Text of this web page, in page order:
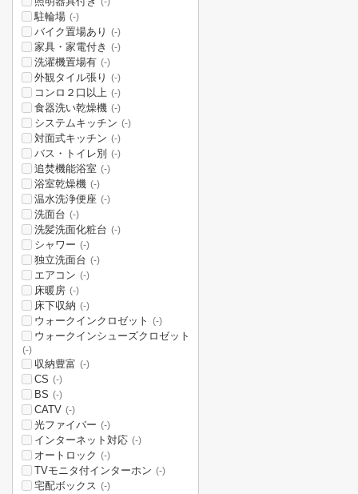
駐輪場 (-)
バイク置場あり (-)
家具・家電付き (-)
洗濯機置場有 (-)
外観タイル張り (-)
コンロ２口以上 (-)
食器洗い乾燥機 (-)
システムキッチン (-)
対面式キッチン (-)
バス・トイレ別 (-)
追焚機能浴室 (-)
浴室乾燥機 (-)
温水洗浄便座 (-)
洗面台 (-)
洗髪洗面化粧台 (-)
シャワー (-)
独立洗面台 (-)
エアコン (-)
床暖房 (-)
床下収納 (-)
ウォークインクロゼット (-)
ウォークインシューズクロゼット
(-)
収納豊富 (-)
CS (-)
BS (-)
CATV (-)
光ファイバー (-)
インターネット対応 (-)
オートロック (-)
TVモニタ付インターホン (-)
宅配ボックス (-)